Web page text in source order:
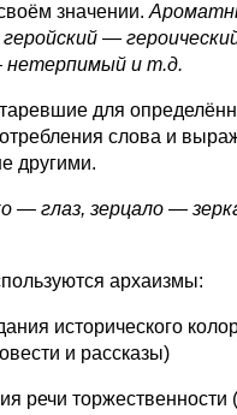
значении.
—
и т.д.
для
слова и
другими.
— глаз, зерцало —
архаизмы:
исторического
и рассказы)
речи торжественности